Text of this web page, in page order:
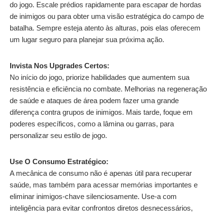
do jogo. Escale prédios rapidamente para escapar de hordas
de inimigos ou para obter uma visão estratégica do campo de
batalha. Sempre esteja atento às alturas, pois elas oferecem
um lugar seguro para planejar sua próxima ação.
Invista Nos Upgrades Certos:
No início do jogo, priorize habilidades que aumentem sua
resistência e eficiência no combate. Melhorias na regeneração
de saúde e ataques de área podem fazer uma grande
diferença contra grupos de inimigos. Mais tarde, foque em
poderes específicos, como a lâmina ou garras, para
personalizar seu estilo de jogo.
Use O Consumo Estratégico:
A mecânica de consumo não é apenas útil para recuperar
saúde, mas também para acessar memórias importantes e
eliminar inimigos-chave silenciosamente. Use-a com
inteligência para evitar confrontos diretos desnecessários,